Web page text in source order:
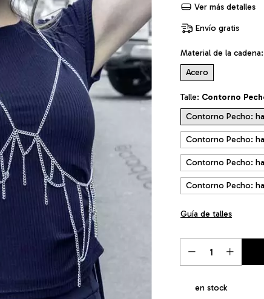
Ver más detalles
Envío gratis
Material de la cadena:
Acero
Talle: Contorno
Contorno Pecho:
Contorno Pecho:
Contorno Pecho:
Contorno Pecho:
Guía de talles
en stock